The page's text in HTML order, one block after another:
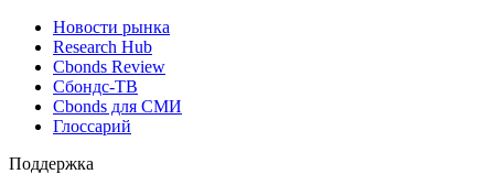
Новости рынка
Research Hub
Cbonds Review
Сбондс-ТВ
Cbonds для СМИ
Глоссарий
Поддержка